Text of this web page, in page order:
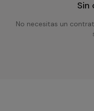
Sin
No necesitas un